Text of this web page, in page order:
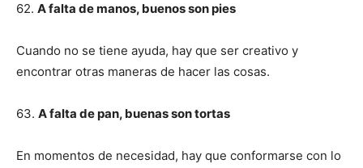
62. A falta de manos, buenos son pies
Cuando no se tiene ayuda, hay que ser creativo y
encontrar otras maneras de hacer las cosas.
63. A falta de pan, buenas son tortas
En momentos de necesidad, hay que conformarse con lo